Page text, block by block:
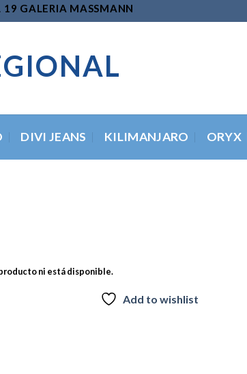
19 GALERIA MASSMANN
DIVI JEANS KILIMANJARO ORYX
ni está disponible.
Add to wishlist